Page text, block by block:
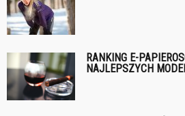
RANKING E-
NAJLEPSZYCH